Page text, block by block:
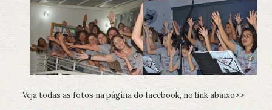
Veja todas as fotos na página do facebook, no link abaixo>>